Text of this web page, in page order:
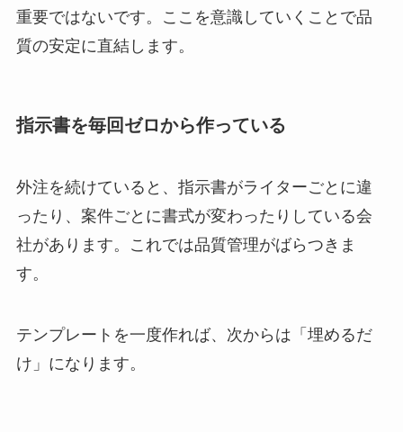
重要ではないです。ここを意識していくことで品
質の安定に直結します。
指示書を毎回ゼロから作っている
外注を続けていると、指示書がライターごとに違
ったり、案件ごとに書式が変わったりしている会
社があります。これでは品質管理がばらつきま
す。
テンプレートを一度作れば、次からは「埋めるだ
け」になります。